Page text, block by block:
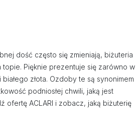
dość często się zmieniają, biżuteria
topie. Pięknie prezentuje się zarówno w
złota. Ozdoby te są synonimem
podniosłej chwili, jaką jest
ofertę ACLARI i zobacz, jaką biżuterię